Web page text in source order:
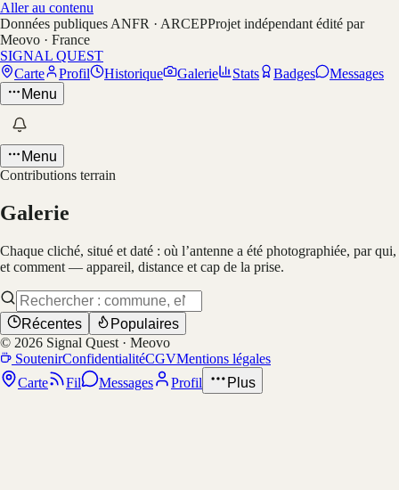
Aller au contenu
Données publiques ANFR · ARCEPProjet indépendant édité par
Meovo · France
SIGNAL QUEST
Carte
Profil Historique Galerie Stats Badges
Messages
Menu
Menu
Contributions terrain
Galerie
Chaque cliché, situé et daté : où l’antenne a été photographiée, par qui,
et comment — appareil, distance et cap de la prise.
Récentes
Populaires
© 2026 Signal Quest · Meovo
SoutenirConfidentialitéCGVMentions légales
Carte
Fil Messages Profil Plus